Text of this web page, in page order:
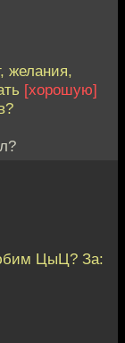
желания,
[хорошую]
ЦыЦ? За: